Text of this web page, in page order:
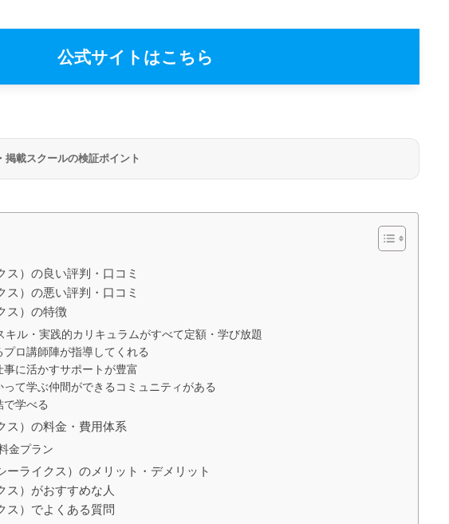
公式サイトはこちら
掲載スクールの検証ポイント
ス）の良い評判・口コミ
ス）の悪い評判・口コミ
ス）の特徴
キル・実践的カリキュラムがすべて定額・学び放題
ロ講師陣が指導してくれる
に活かすサポートが豊富
て学ぶ仲間ができるコミュニティがある
学べる
ス）の料金・費用体系
金プラン
ーライクス）のメリット・デメリット
ス）がおすすめな人
ス）でよくある質問